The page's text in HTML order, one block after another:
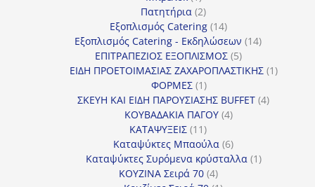
προϊόν
Πατητήρια 22
προϊόντα
Εξοπλισμός Catering 1414
προϊόντα
Εξοπλισμός Catering - Εκδηλώσεων 1414
ΕΠΙΤΡΑΠΕΖΙΟΣ ΕΞΟΠΛΙΣΜΟΣ 55
προϊόντα
ΕΙΔΗ ΠΡΟΕΤΟΙΜΑΣΙΑΣ ΖΑΧΑΡΟΠΛΑΣΤΙΚΗΣ 11
ΦΟΡΜΕΣ 11
προϊόν
ΣΚΕΥΗ ΚΑΙ ΕΙΔΗ ΠΑΡΟΥΣΙΑΣΗΣ BUFFET 44
ΚΟΥΒΑΔΑΚΙΑ ΠΑΓΟΥ 44
ΚΑΤΑΨΥΞΕΙΣ 1111
προϊόντα
Καταψύκτες Μπαούλα 66
προϊόντα
Καταψύκτες Συρόμενα κρύσταλλα 11
ΚΟΥΖΙΝΑ Σειρά 70 44